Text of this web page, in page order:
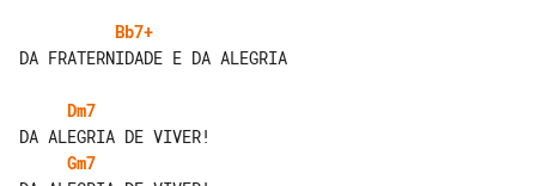
Bb7+
DA FRATERNIDADE E DA ALEGRIA
Dm7
Gm7